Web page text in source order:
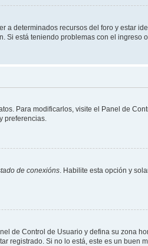
determinados recursos del foro y estar
está teniendo problemas con el ingreso
Para modificarlos, visite el Panel de
preferencias.
de conexións. Habilite esta opción y
de Control de Usuario y defina su zona
registrado. Si no lo está, este es un buen